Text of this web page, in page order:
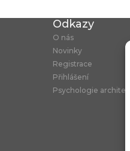
Odkazy
O nás
Novinky
Registrace
Přihlášení
Psychologie